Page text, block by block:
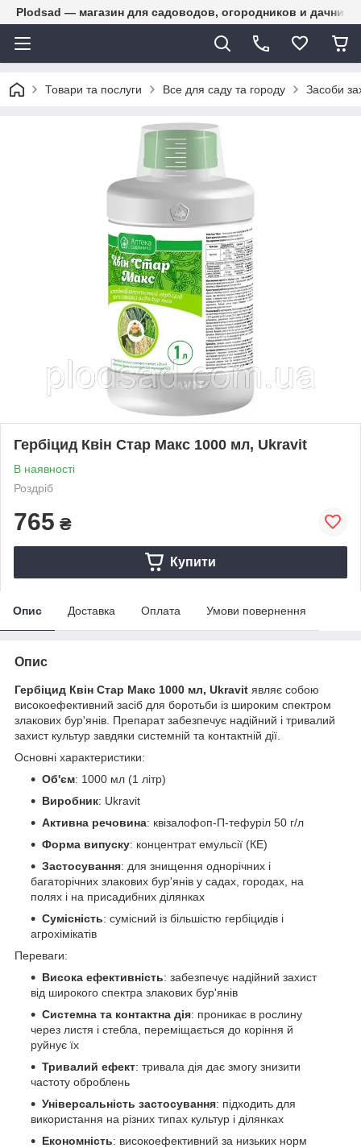
Plodsad — магазин для садоводов, огородников и
Товари та послуги Все для саду та городу Засоби
Гербіцид Квін Стар Макс 1000 мл, Ukravit
В наявності
Роздріб
765 ₴
Купити
Опис Доставка Оплата Умови повернення
Опис
Гербіцид Квін Стар Макс 1000 мл, Ukravit являє собою
високоефективний засіб для боротьби із широким спектром
злакових бур'янів. Препарат забезпечує надійний і тривалий
захист культур завдяки системній та контактній дії.
Основні характеристики:
Об'єм: 1000 мл (1 літр)
Виробник: Ukravit
Активна речовина: квізалофоп-П-тефуріл 50 г/л
Форма випуску: концентрат емульсії (КЕ)
Застосування: для знищення однорічних і
багаторічних злакових бур'янів у садах, городах, на
полях і на присадибних ділянках
Сумісність: сумісний із більшістю гербіцидів і
агрохімікатів
Переваги:
Висока ефективність: забезпечує надійний захист
від широкого спектра злакових бур'янів
Системна та контактна дія: проникає в рослину
через листя і стебла, переміщається до коріння й
руйнує їх
Тривалий ефект: тривала дія дає змогу знизити
частоту оброблень
Універсальність застосування: підходить для
використання на різних типах культур і ділянках
Економність: високоефективний за низьких норм